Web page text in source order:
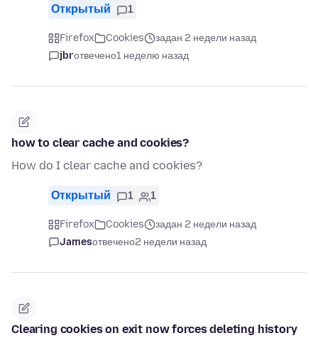
Открытый 1
Firefox Cookies
задан 2 недели назад
jbrотвечено1 неделю назад
how to clear cache and cookies?
How do I clear cache and cookies?
Открытый 1 1
Firefox Cookies
задан 2 недели назад
Jamesотвечено2 недели назад
Clearing cookies on exit now forces deleting history